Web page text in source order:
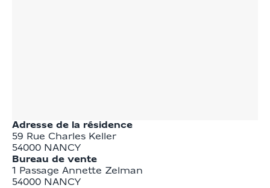
Adresse de la résidence
59 Rue Charles Keller
54000 NANCY
Bureau de vente
1 Passage Annette Zelman
54000 NANCY